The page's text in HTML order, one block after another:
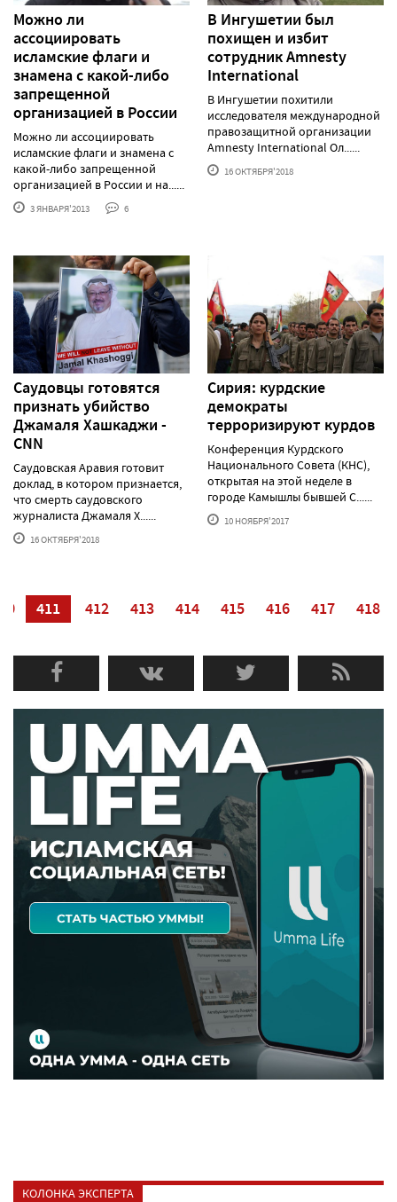
Можно ли
ассоциировать
исламские флаги и
знамена с какой-либо
запрещенной
организацией в России
Можно ли ассоциировать
исламские флаги и знамена с
какой-либо запрещенной
организацией в России и на......
3 ЯНВАРЯ'2013 6
В Ингушетии был
похищен и избит
сотрудник Amnesty
International
В Ингушетии похитили
исследователя международной
правозащитной организации
Amnesty International Ол......
16 ОКТЯБРЯ'2018
Саудовцы готовятся
признать убийство
Джамаля Хашкаджи -
CNN
Саудовская Аравия готовит
доклад, в котором признается,
что смерть саудовского
журналиста Джамаля Х......
16 ОКТЯБРЯ'2018
Сирия: курдские
демократы
терроризируют курдов
Конференция Курдского
Национального Совета (КНС),
открытая на этой неделе в
городе Камышлы бывшей С......
10 НОЯБРЯ'2017
411 412 413 414 415 416 417 418
КОЛОНКА ЭКСПЕРТА